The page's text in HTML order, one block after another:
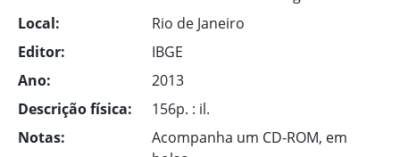
Local:
Rio de Janeiro
Editor:
IBGE
Ano:
2013
Descrição física:
156p. : il.
Notas:
Acompanha um CD-ROM, em